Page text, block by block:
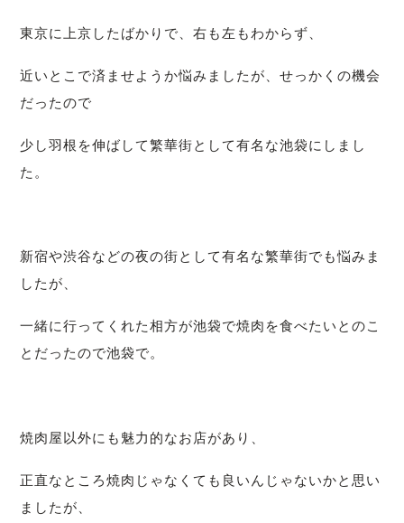
東京に上京したばかりで、右も左もわからず、
近いとこで済ませようか悩みましたが、せっかくの機会
だったので
少し羽根を伸ばして繁華街として有名な池袋にしまし
た。
新宿や渋谷などの夜の街として有名な繁華街でも悩みま
したが、
一緒に行ってくれた相方が池袋で焼肉を食べたいとのこ
とだったので池袋で。
焼肉屋以外にも魅力的なお店があり、
正直なところ焼肉じゃなくても良いんじゃないかと思い
ましたが、